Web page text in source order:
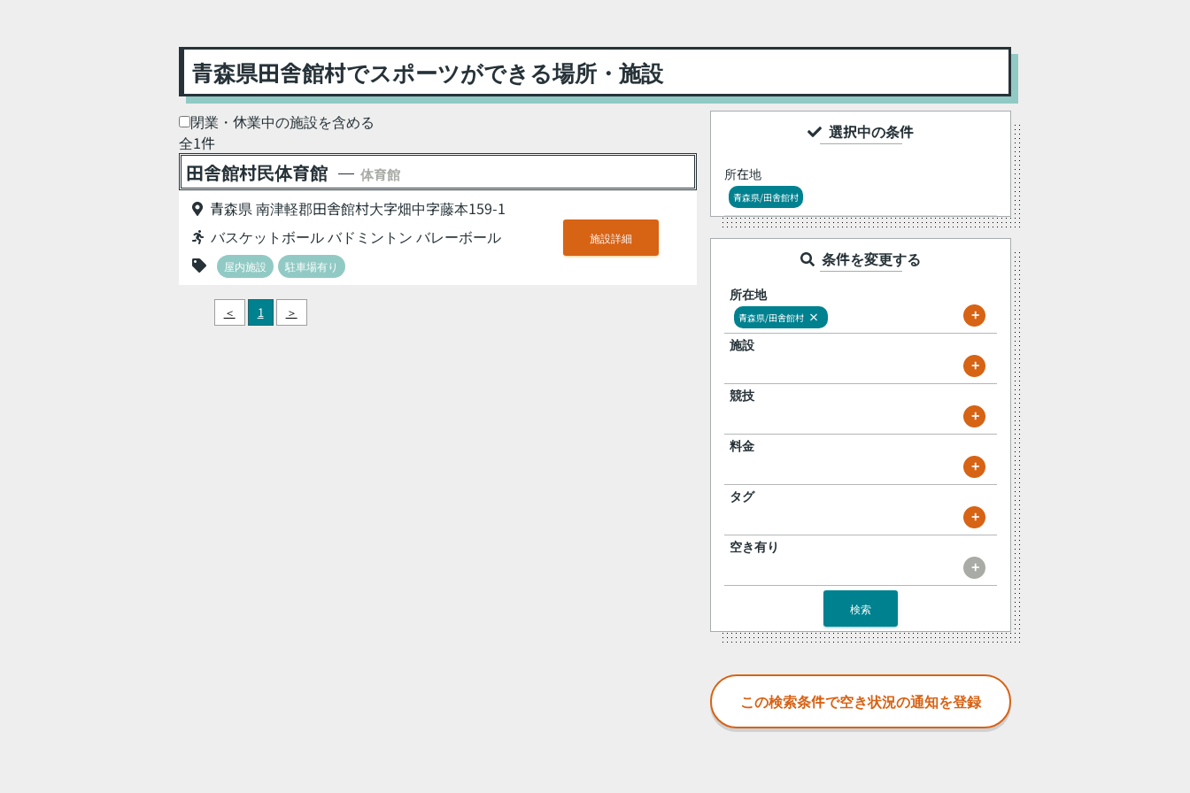
青森県田舎館村でスポーツができる場所・施設
閉業・休業中の施設を含める
全1件
田舎館村民体育館 体育館
青森県 南津軽郡田舎館村大字畑中字藤本159-1
バスケットボール バドミントン バレーボール
屋内施設 駐車場有り
施設詳細
＜ 1 ＞
選択中の条件
所在地
青森県/田舎館村
条件を変更する
所在地
青森県/田舎館村 × +
施設
+
競技
+
料金
+
タグ
+
空き有り
+
検索